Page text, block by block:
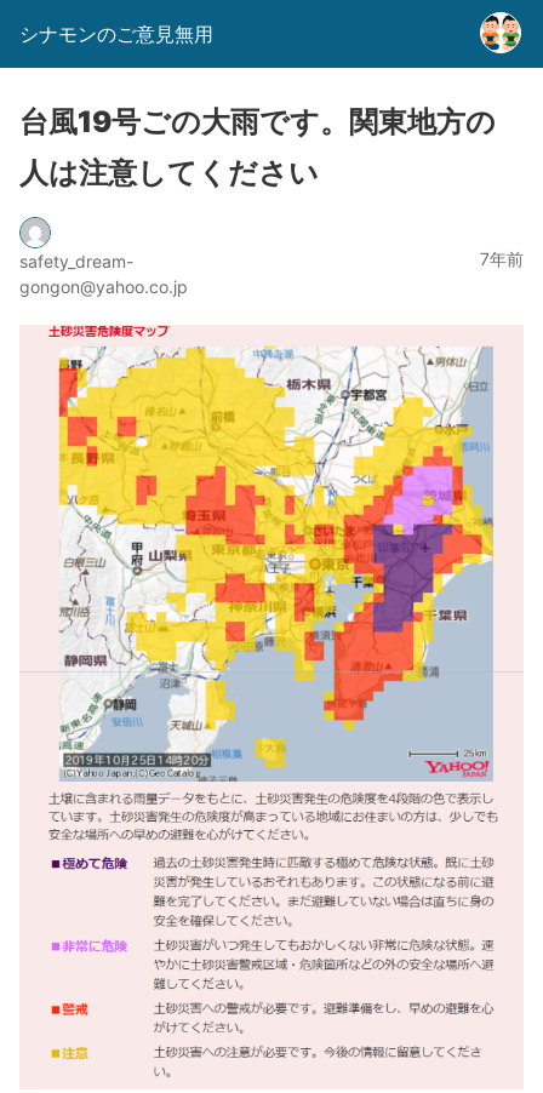
シナモンのご意見無用
台風19号ごの大雨です。関東地方の
人は注意してください
safety_dream-
gongon@yahoo.co.jp
7年前